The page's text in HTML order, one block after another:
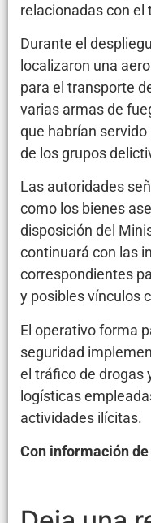
relacionadas con el
Durante el
localizaron una
para el transporte
varias armas de
que habrían
de los grupos
Las autoridades
como los bienes
disposición del
continuará con las
correspondientes
y posibles vínculos
El operativo forma
seguridad
el tráfico de drogas
logísticas
actividades ilícitas.
Con información